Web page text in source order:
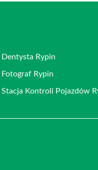
Dentysta Rypin
Fotograf Rypin
Stacja Kontroli Pojazdów